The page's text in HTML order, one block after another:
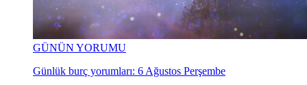
GÜNÜN YORUMU
Günlük burç yorumları: 6 Ağustos Perşembe